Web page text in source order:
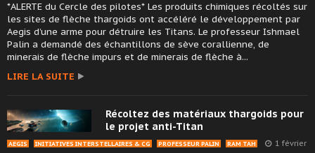
*ALERTE du Cercle des pilotes* Les produits chimiques récoltés sur
les sites de flèche thargoids ont accéléré le développement par
Aegis d’une arme pour détruire les Titans. Le professeur Ishmael
Palin a demandé des échantillons de sève corallienne, de
minerais de flèche impurs et de minerais de flèche à...
LIRE LA SUITE
Récoltez des matériaux thargoids pour
le projet anti-Titan
AEGIS INITIATIVES INTERSTELLAIRES & CG PROFESSEUR PALIN RAM TAH
1 février